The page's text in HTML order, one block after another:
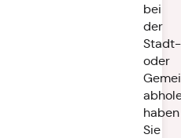
bei
der
Stadt-
oder
haben
Sie